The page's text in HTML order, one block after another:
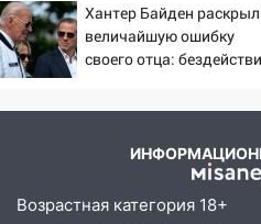
России за это полетят
головы?
Хантер Байден раскрыл
величайшую ошибку
своего отца:
Возрастная категория 18+